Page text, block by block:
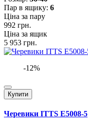
Пар в ящику: 6
Ціна за пару
992 грн.
Ціна за ящик
5 953 грн.
-12%
Купити
Черевики ITTS E5008-5